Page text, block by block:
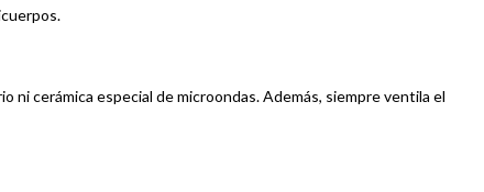
ni cerámica especial de microondas. Además, siempre ventila el